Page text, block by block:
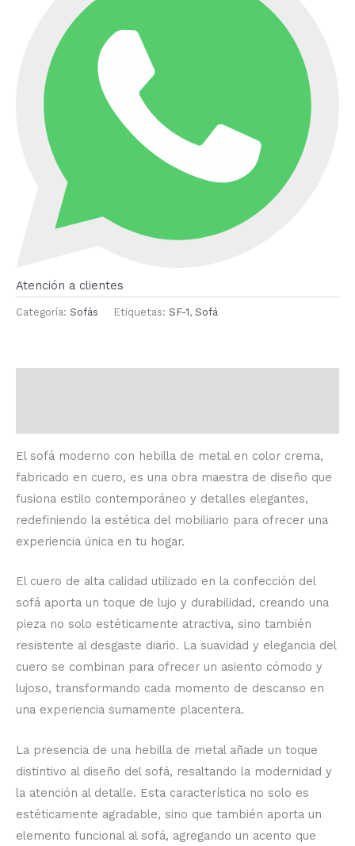
Atención a clientes
Categoría: Sofás Etiquetas: SF-1, Sofá
El sofá moderno con hebilla de metal en color crema,
fabricado en cuero, es una obra maestra de diseño que
fusiona estilo contemporáneo y detalles elegantes,
redefiniendo la estética del mobiliario para ofrecer una
experiencia única en tu hogar.
El cuero de alta calidad utilizado en la confección del
sofá aporta un toque de lujo y durabilidad, creando una
pieza no solo estéticamente atractiva, sino también
resistente al desgaste diario. La suavidad y elegancia del
cuero se combinan para ofrecer un asiento cómodo y
lujoso, transformando cada momento de descanso en
una experiencia sumamente placentera.
La presencia de una hebilla de metal añade un toque
distintivo al diseño del sofá, resaltando la modernidad y
la atención al detalle. Esta característica no solo es
estéticamente agradable, sino que también aporta un
elemento funcional al sofá, agregando un acento que